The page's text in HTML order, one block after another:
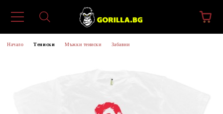
Начало Тениски Мъжки тениски Забавни